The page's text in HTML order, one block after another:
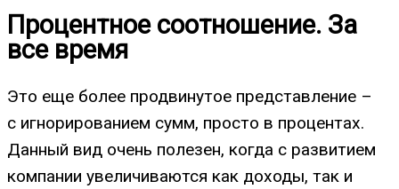
Процентное соотношение. За
все время
Это еще более продвинутое представление –
с игнорированием сумм, просто в процентах.
Данный вид очень полезен, когда с развитием
компании увеличиваются как доходы, так и